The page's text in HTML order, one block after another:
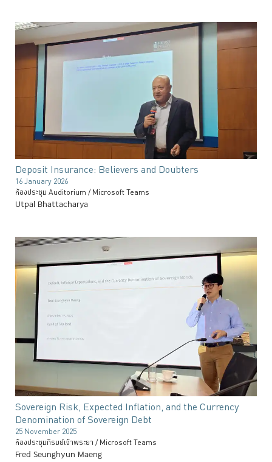
Deposit Insurance: Believers and Doubters
16 January 2026
ห้องประชุม Auditorium / Microsoft Teams
Utpal Bhattacharya
Sovereign Risk, Expected Inflation, and the Currency
Denomination of Sovereign Debt
25 November 2025
ห้องประชุมภิรมย์เจ้าพระยา / Microsoft Teams
Fred Seunghyun Maeng